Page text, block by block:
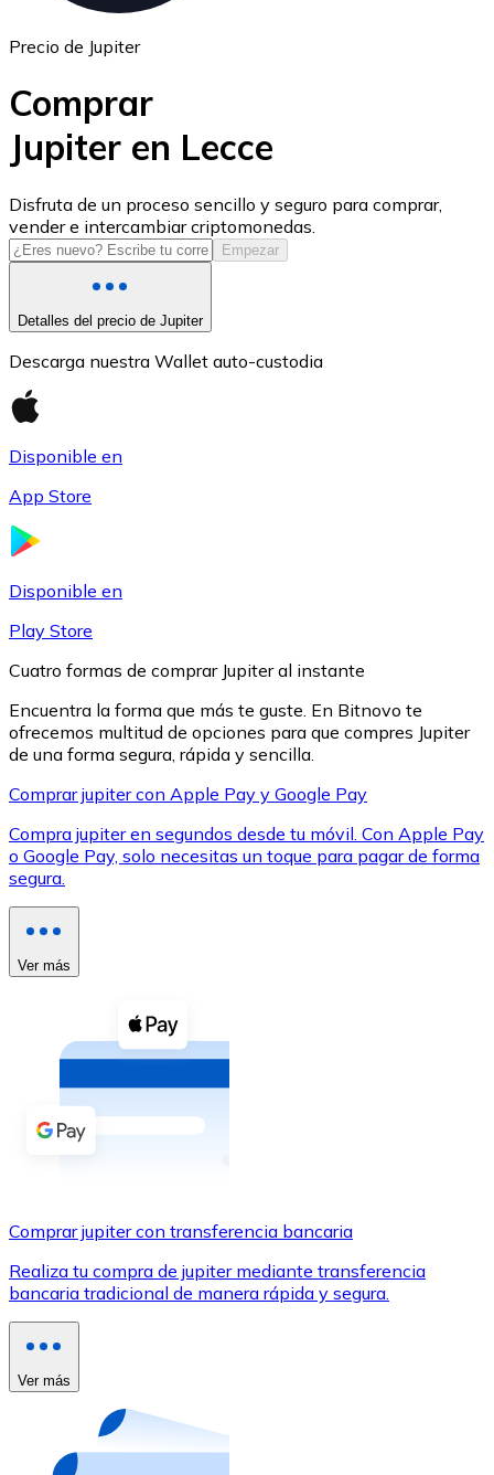
USD Coin
USDC
XRP
XRP
Ver todo
Compra criptomonedas con efectivo en tu tienda más
Comprar con efectivo
Transferencia SEPA
Utiliza tarjetas Visa y Mastercard para comprar
Comprar con tarjeta
Compra tarjetas regalo de tus marcas favoritas con
Precio de Jupiter
Comprar
Jupiter en Lecce
Disfruta de un proceso sencillo y seguro para comprar,
vender e intercambiar criptomonedas.
Empezar
Detalles del precio de Jupiter
Descarga nuestra Wallet auto-custodia
Disponible en
App Store
Disponible en
Play Store
Cuatro formas de comprar Jupiter al instante
Encuentra la forma que más te guste. En Bitnovo te
ofrecemos multitud de opciones para que compres Jupiter
de una forma segura, rápida y sencilla.
Comprar jupiter con Apple Pay y Google Pay
Compra jupiter en segundos desde tu móvil. Con Apple Pay
o Google Pay, solo necesitas un toque para pagar de forma
segura.
Ver más
Comprar jupiter con transferencia bancaria
Realiza tu compra de jupiter mediante transferencia
bancaria tradicional de manera rápida y segura.
Ver más